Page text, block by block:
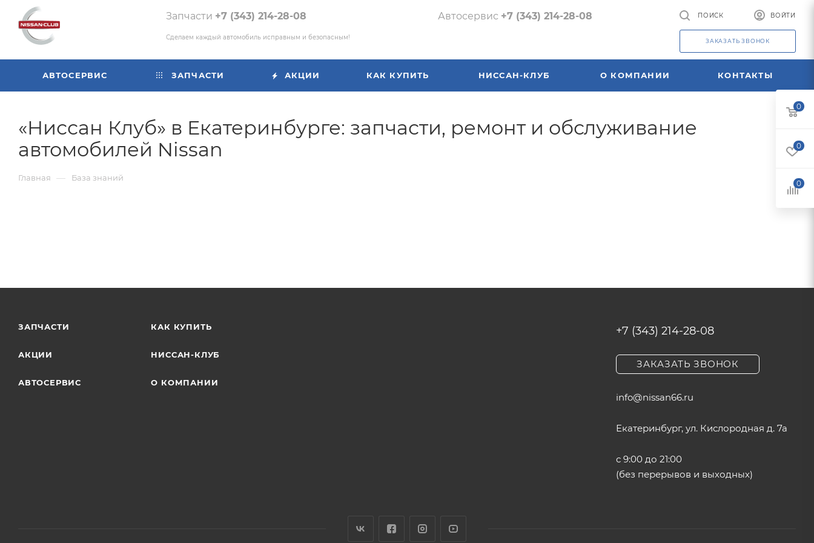
Запчасти +7 (343) 214-28-08
Сделаем каждый автомобиль исправным и безопасным!
Автосервис +7 (343) 214-28-08 ПОИСК ВОЙТИ
ЗАКАЗАТЬ ЗВОНОК
АВТОСЕРВИС ЗАПЧАСТИ АКЦИИ КАК КУПИТЬ НИССАН-КЛУБ О КОМПАНИИ КОНТАКТЫ
«Ниссан Клуб» в Екатеринбурге: запчасти, ремонт и обслуживание
автомобилей Nissan
Главная — База знаний
ЗАПЧАСТИ
АКЦИИ
АВТОСЕРВИС
КАК КУПИТЬ
НИССАН-КЛУБ
О КОМПАНИИ
+7 (343) 214-28-08
ЗАКАЗАТЬ ЗВОНОК
info@nissan66.ru
Екатеринбург, ул. Кислородная д. 7а
с 9:00 до 21:00
(без перерывов и выходных)
0
0
0